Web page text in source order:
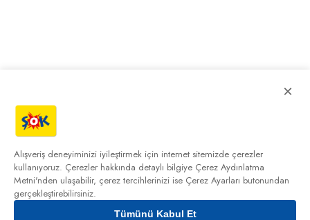
×
Alışveriş deneyiminizi iyileştirmek için internet sitemizde çerezler
kullanıyoruz. Çerezler hakkında detaylı bilgiye Çerez Aydınlatma
Metni'nden ulaşabilir, çerez tercihlerinizi ise Çerez Ayarları butonundan
gerçekleştirebilirsiniz.
Tümünü Kabul Et